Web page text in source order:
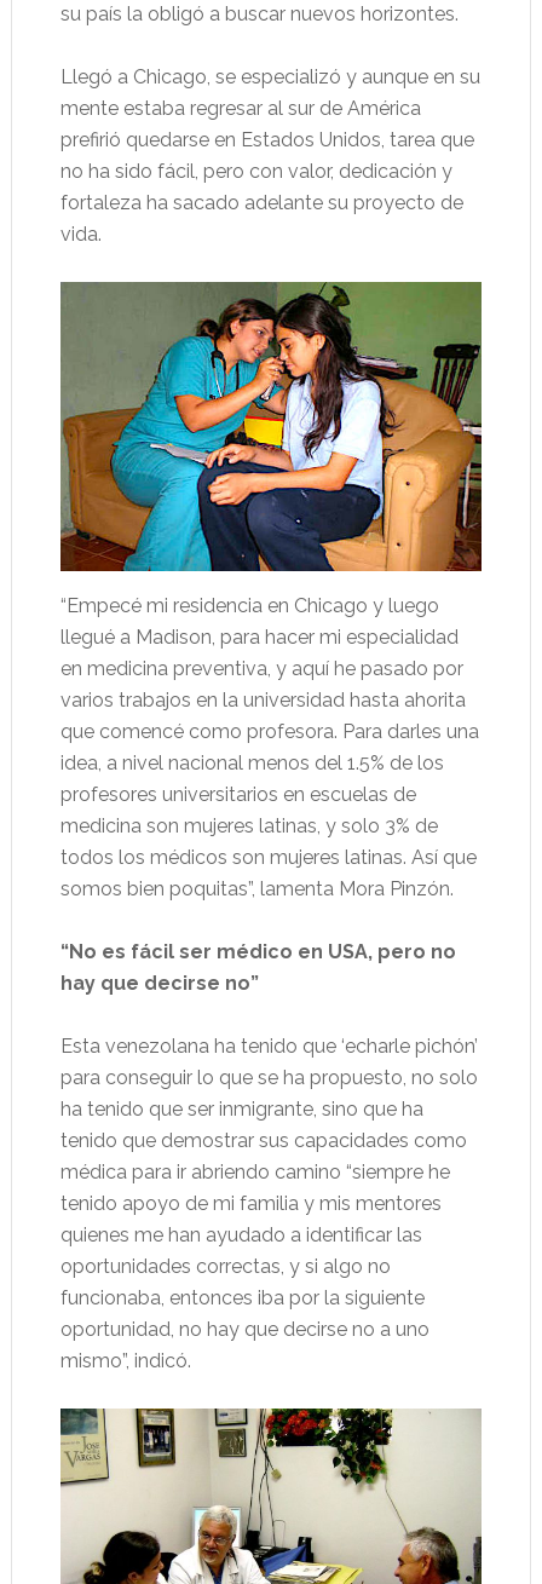
su país la obligó a buscar nuevos horizontes.
Llegó a Chicago, se especializó y aunque en su
mente estaba regresar al sur de América
prefirió quedarse en Estados Unidos, tarea que
no ha sido fácil, pero con valor, dedicación y
fortaleza ha sacado adelante su proyecto de
vida.
“Empecé mi residencia en Chicago y luego
llegué a Madison, para hacer mi especialidad
en medicina preventiva, y aquí he pasado por
varios trabajos en la universidad hasta ahorita
que comencé como profesora. Para darles una
idea, a nivel nacional menos del 1.5% de los
profesores universitarios en escuelas de
medicina son mujeres latinas, y solo 3% de
todos los médicos son mujeres latinas. Así que
somos bien poquitas”, lamenta Mora Pinzón.
“No es fácil ser médico en USA, pero no
hay que decirse no”
Esta venezolana ha tenido que ‘echarle pichón’
para conseguir lo que se ha propuesto, no solo
ha tenido que ser inmigrante, sino que ha
tenido que demostrar sus capacidades como
médica para ir abriendo camino “siempre he
tenido apoyo de mi familia y mis mentores
quienes me han ayudado a identificar las
oportunidades correctas, y si algo no
funcionaba, entonces iba por la siguiente
oportunidad, no hay que decirse no a uno
mismo”, indicó.